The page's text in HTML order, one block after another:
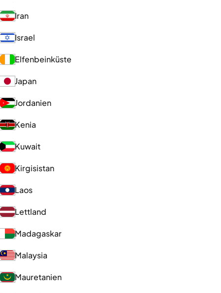
Iran
Israel
Elfenbeinküste
Japan
Jordanien
Kenia
Kuwait
Kirgisistan
Laos
Lettland
Madagaskar
Malaysia
Mauretanien